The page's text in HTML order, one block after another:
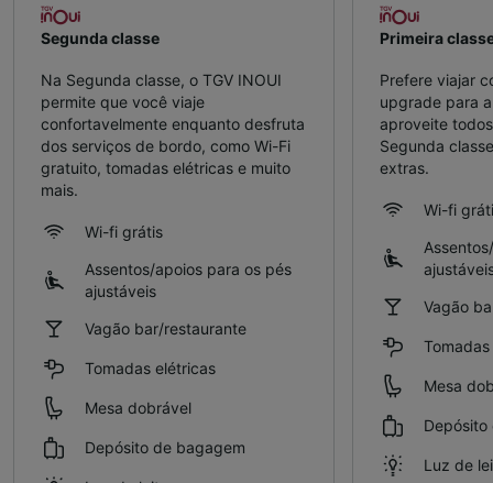
Segunda classe
Na Segunda classe, o TGV INOUI
permite que você viaje
confortavelmente enquanto desfruta
dos serviços de bordo, como Wi-Fi
gratuito, tomadas elétricas e muito
mais.
Wi-fi grátis
Assentos/apoios para os pés
ajustáveis
Vagão bar/restaurante
Tomadas elétricas
Mesa dobrável
Depósito de bagagem
Primeira
Prefere viajar
upgrade para
aproveite
Segunda
extras.
Wi-fi
Vagão
Mesa
Luz de